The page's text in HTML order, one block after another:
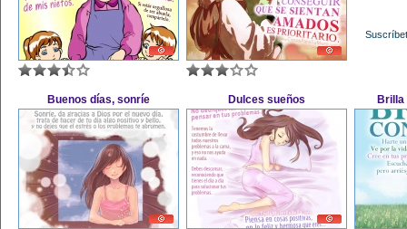
Buenos días, sonríe Dulces sueños Brilla